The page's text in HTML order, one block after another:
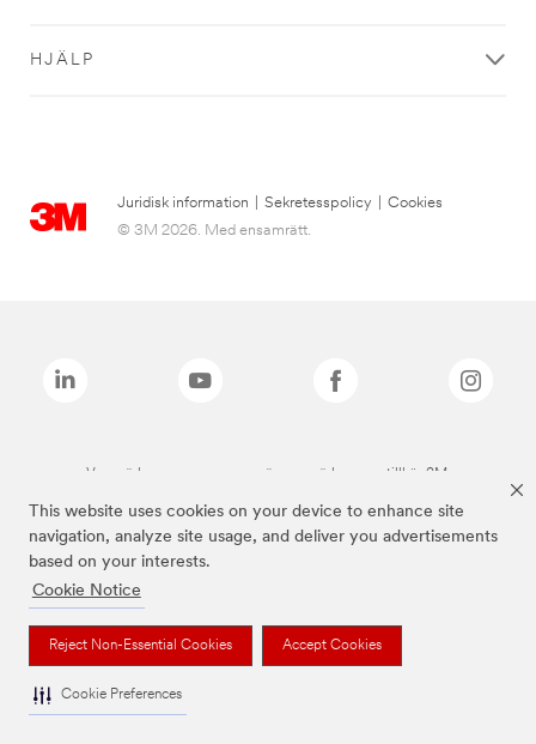
This website uses cookies on your device to enhance site
navigation, analyze site usage, and deliver you advertisements
based on your interests.
Cookie Notice
Reject Non-Essential Cookies Accept Cookies
Cookie Preferences
HJÄLP
Juridisk information Sekretesspolicy
Cookies
© 3M 2026. Med ensamrätt.
Varumärken som anges ovan är varumärken som tillhör 3M.